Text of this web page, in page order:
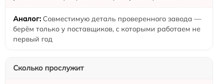
Совместимую деталь проверенного завода —
берём только у поставщиков, с которыми работаем не
первый год
Сколько прослужит